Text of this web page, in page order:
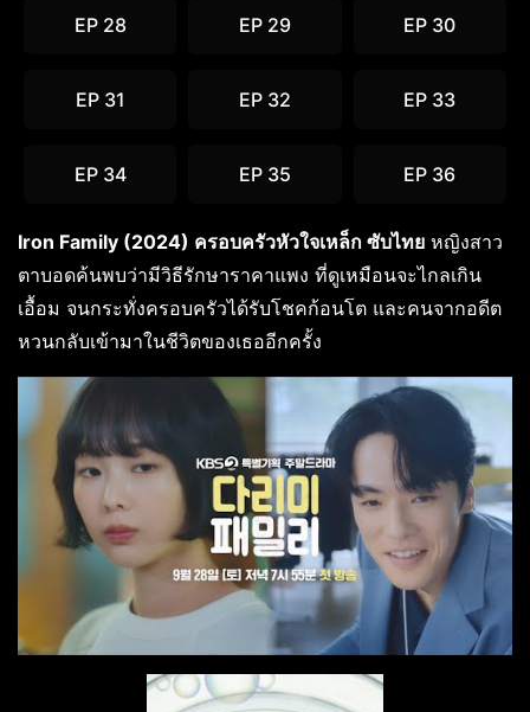
EP 28 EP 29 EP 30
EP 31 EP 32 EP 33
EP 34 EP 35 EP 36
Iron Family (2024) ครอบครัวหัวใจเหล็ก ซับไทย หญิงสาว
ตาบอดค้นพบว่ามีวิธีรักษาราคาแพง ที่ดูเหมือนจะไกลเกิน
เอื้อม จนกระทั่งครอบครัวได้รับโชคก้อนโต และคนจากอดีต
หวนกลับเข้ามาในชีวิตของเธออีกครั้ง